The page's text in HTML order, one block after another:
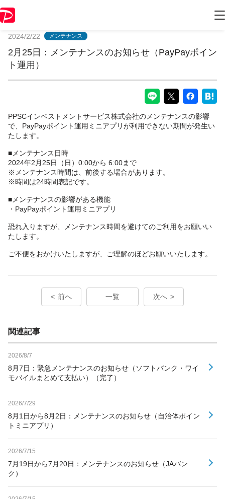
2024/2/22 メンテナンス
2月25日：メンテナンスのお知らせ（PayPayポイン
ト運用）
PPSCインベストメントサービス株式会社のメンテナンスの影響
で、PayPayポイント運用ミニアプリが利用できない期間が発生い
たします。
■メンテナンス日時
2024年2月25日（日）0:00から 6:00まで
※メンテナンス時間は、前後する場合があります。
※時間は24時間表記です。
■メンテナンスの影響がある機能
・PayPayポイント運用ミニアプリ
恐れ入りますが、メンテナンス時間を避けてのご利用をお願いい
たします。
ご不便をおかけいたしますが、ご理解のほどお願いいたします。
前へ 一覧 次へ
関連記事
2026/8/7
8月7日：緊急メンテナンスのお知らせ（ソフトバンク・ワイ
モバイルまとめて支払い）（完了）
2026/7/29
8月1日から8月2日：メンテナンスのお知らせ（自治体ポイン
トミニアプリ）
2026/7/15
7月19日から7月20日：メンテナンスのお知らせ（JAバン
ク）